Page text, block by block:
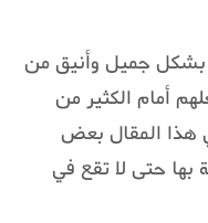
بشكل جميل وأنيق من
أمام الكثير من
هذا المقال بعض
بها حتى لا تقع في